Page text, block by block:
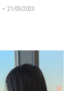
21/03/2023